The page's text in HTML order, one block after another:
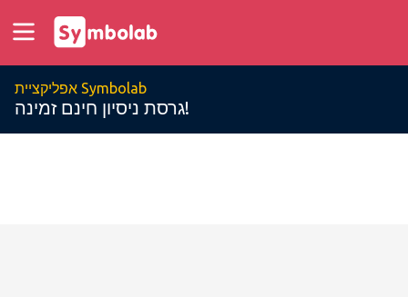
אפליקציית Symbolab
גרסת ניסיון חינם זמינה!